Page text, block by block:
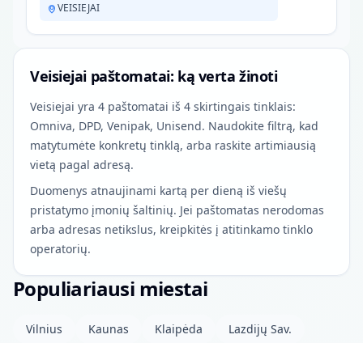
VEISIEJAI
Veisiejai paštomatai: ką verta žinoti
Veisiejai yra 4 paštomatai iš 4 skirtingais tinklais:
Omniva, DPD, Venipak, Unisend. Naudokite filtrą, kad
matytumėte konkretų tinklą, arba raskite artimiausią
vietą pagal adresą.
Duomenys atnaujinami kartą per dieną iš viešų
pristatymo įmonių šaltinių. Jei paštomatas nerodomas
arba adresas netikslus, kreipkitės į atitinkamo tinklo
operatorių.
Populiariausi miestai
Vilnius Kaunas Klaipėda Lazdijų Sav.